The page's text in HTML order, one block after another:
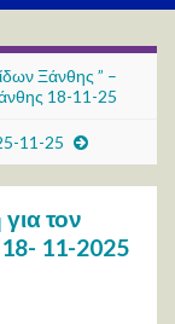
Ξάνθης ” –
18-11-25
11-25
τον
11-2025